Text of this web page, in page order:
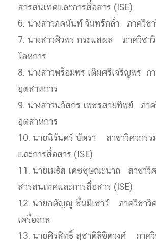
สารสนเทศและการสื่อสาร (ISE)
6. นางสาวภคนันท์ จันทร์กล่ำ ภาควิช
7. นางสาวศิวพร กระแสผล ภาควิชา
โลหการ
8. นางสาวพร้อมพร เติมศรีเจริญพร ภ
อุตสาหการ
9. นางสาวนภัสกร เพชรสายทิพย์ ภา
อุตสาหการ
10. นายนิรันดร์ บัตรา สาขาวิศวกรร
และการสื่อสาร (ISE)
11. นายเมธัส เดชชุษณะนาถ สาขาวิ
สารสนเทศและการสื่อสาร (ISE)
12. นายกตัญญู ชื่นมีเชาว์ ภาควิชาวิ
เครื่องกล
13. นายศิรสิทธิ์ สุชาติลิขิตวงศ์ ภาควิ